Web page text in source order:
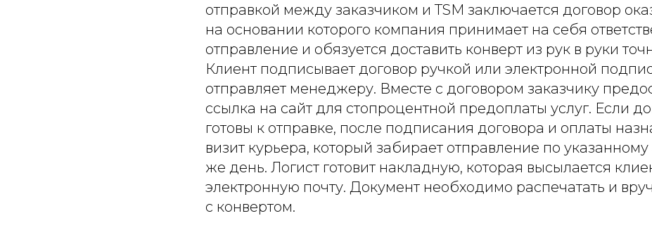
отправкой между заказчиком и TSM заключается договор
на основании которого компания принимает на себя
отправление и обязуется доставить конверт из рук в руки
Клиент подписывает договор ручкой или электронной
отправляет менеджеру. Вместе с договором заказчику
ссылка на сайт для стопроцентной предоплаты услуг. Если
готовы к отправке, после подписания договора и оплаты
визит курьера, который забирает отправление по указанному
же день. Логист готовит накладную, которая высылается
электронную почту. Документ необходимо распечатать и
с конвертом.